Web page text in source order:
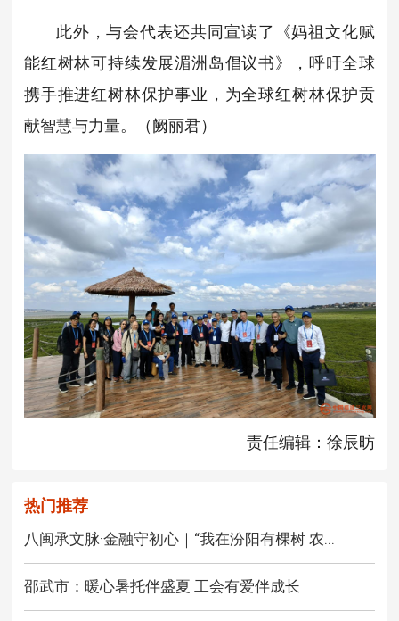
此外，与会代表还共同宣读了《妈祖文化赋
能红树林可持续发展湄洲岛倡议书》，呼吁全球
携手推进红树林保护事业，为全球红树林保护贡
献智慧与力量。（阙丽君）
责任编辑：徐辰昉
热门推荐
八闽承文脉·金融守初心｜“我在汾阳有棵树 农...
邵武市：暖心暑托伴盛夏 工会有爱伴成长